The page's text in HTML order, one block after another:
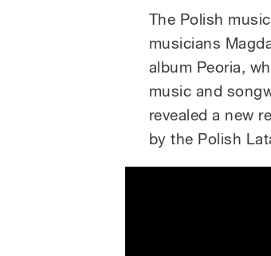
The Polish
musicians
album Peoria,
music and
revealed a new
by the Polish